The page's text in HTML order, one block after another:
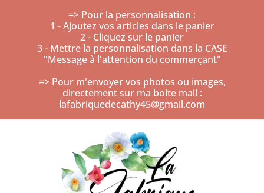
=> Pour la personnalisation :
1 - Ajoutez vos articles dans le panier
2 - Cliquez sur le panier
3 - Mettre la personnalisation dans la CASE
"Message à l'attention du commerçant"
=> Pour m'envoyer vos photos ou images,
directement sur ma boite mail :
lafabriquedecathy45@gmail.com